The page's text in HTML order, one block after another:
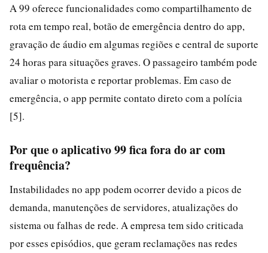
A 99 oferece funcionalidades como compartilhamento de
rota em tempo real, botão de emergência dentro do app,
gravação de áudio em algumas regiões e central de suporte
24 horas para situações graves. O passageiro também pode
avaliar o motorista e reportar problemas. Em caso de
emergência, o app permite contato direto com a polícia
[5].
Por que o aplicativo 99 fica fora do ar com
frequência?
Instabilidades no app podem ocorrer devido a picos de
demanda, manutenções de servidores, atualizações do
sistema ou falhas de rede. A empresa tem sido criticada
por esses episódios, que geram reclamações nas redes